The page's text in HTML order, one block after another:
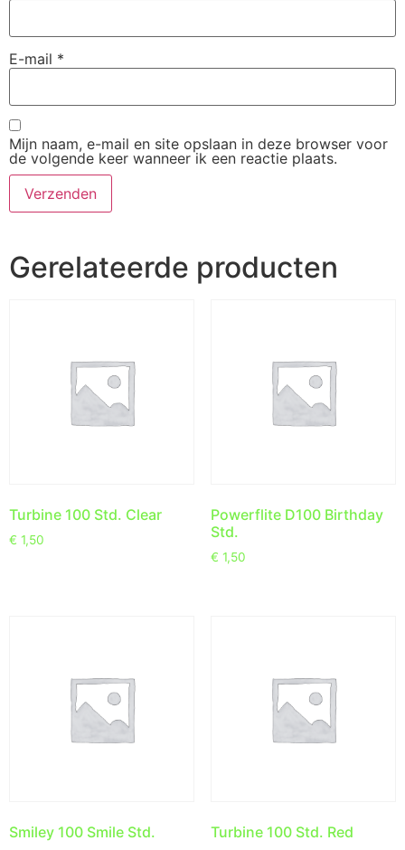
E-mail *
Mijn naam, e-mail en site opslaan in deze browser voor
de volgende keer wanneer ik een reactie plaats.
Gerelateerde producten
Turbine 100 Std. Clear
€ 1,50
Powerflite D100 Birthday
Std.
€ 1,50
Smiley 100 Smile Std. Turbine 100 Std. Red